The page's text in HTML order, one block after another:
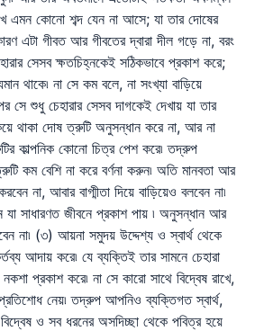
এমন কোনো শব্দ যেন না আসে; যা তার দোষের
এটা গীবত আর গীবতের দ্বারা দীল গড়ে না, বরং
সেসব ক্ষতচিহ্নকেই সঠিকভাবে প্রকাশ করে;
থাকে৷ না সে কম বলে, না সংখ্যা বাড়িয়ে
সে শুধু চেহারার সেসব দাগকেই দেখায় যা তার
থাকা দোষ ত্রুটি অনুসন্ধান করে না, আর না
কাল্পনিক কোনো চিত্র পেশ করে৷ তদ্রুপ
কম বেশি না করে বর্ণনা করুন৷ অতি মানবতা আর
না, আবার বাগ্মীতা দিয়ে বাড়িয়েও বলবেন না৷
সাধারণত জীবনে প্রকাশ পায় ৷ অনুসন্ধান আর
না৷ (৩) আয়না সমুদয় উদ্দেশ্য ও স্বার্থ থেকে
আদায় করে৷ যে ব্যক্তিই তার সামনে চেহারা
প্রকাশ করে৷ না সে কারো সাথে বিদ্বেষ রাখে,
নেয়৷ তদ্রুপ আপনিও ব্যক্তিগত স্বার্থ,
ও সব ধরনের অসদিচ্ছা থেকে পবিত্র হয়ে